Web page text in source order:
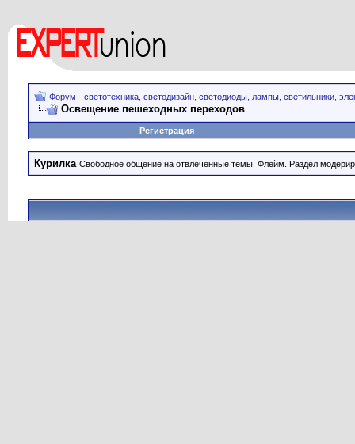
Форум - светотехника, светодизайн, светодиоды, лампы, светильники,
Освещение пешеходных переходов
Регистрация
Курилка Свободное общение на отвлеченные темы. Флейм. Раздел